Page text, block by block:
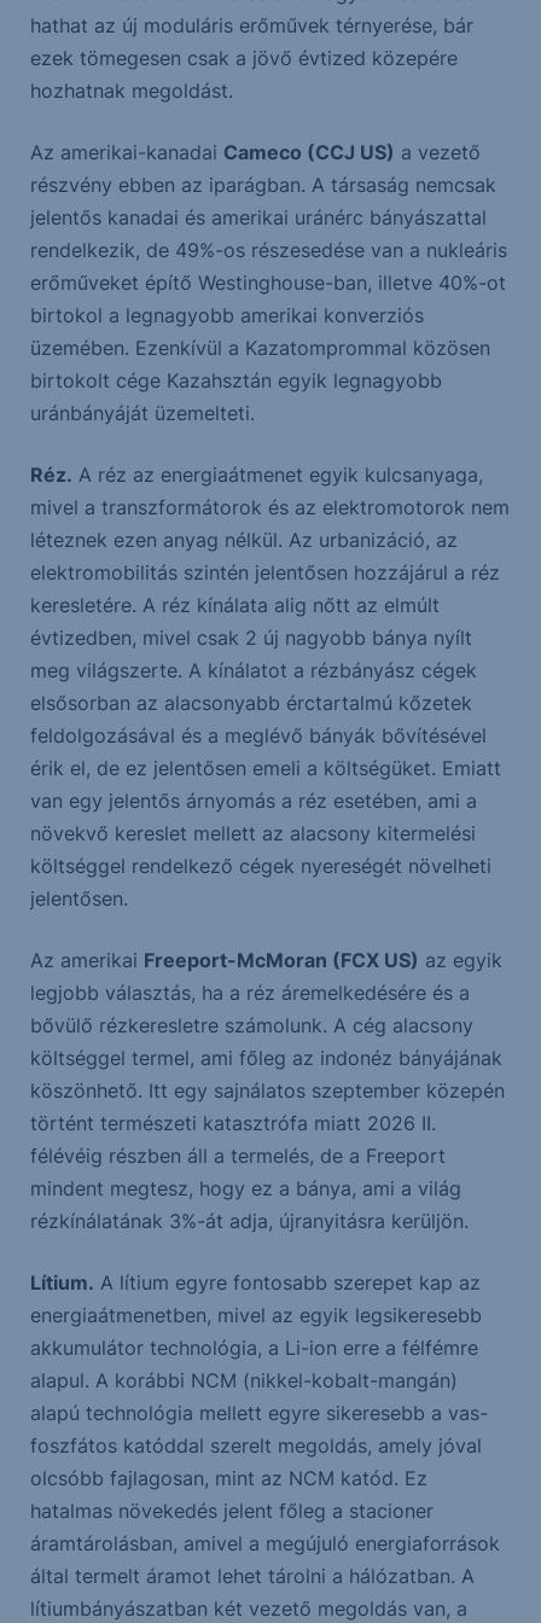
hathat az új moduláris erőművek térnyerése, bár
ezek tömegesen csak a jövő évtized közepére
hozhatnak megoldást.
Az amerikai-kanadai Cameco (CCJ US) a vezető
részvény ebben az iparágban. A társaság nemcsak
jelentős kanadai és amerikai uránérc bányászattal
rendelkezik, de 49%-os részesedése van a nukleáris
erőműveket építő Westinghouse-ban, illetve 40%-ot
birtokol a legnagyobb amerikai konverziós
üzemében. Ezenkívül a Kazatomprommal közösen
birtokolt cége Kazahsztán egyik legnagyobb
uránbányáját üzemelteti.
Réz. A réz az energiaátmenet egyik kulcsanyaga,
mivel a transzformátorok és az elektromotorok nem
léteznek ezen anyag nélkül. Az urbanizáció, az
elektromobilitás szintén jelentősen hozzájárul a réz
keresletére. A réz kínálata alig nőtt az elmúlt
évtizedben, mivel csak 2 új nagyobb bánya nyílt
meg világszerte. A kínálatot a rézbányász cégek
elsősorban az alacsonyabb érctartalmú kőzetek
feldolgozásával és a meglévő bányák bővítésével
érik el, de ez jelentősen emeli a költségüket. Emiatt
van egy jelentős árnyomás a réz esetében, ami a
növekvő kereslet mellett az alacsony kitermelési
költséggel rendelkező cégek nyereségét növelheti
jelentősen.
Az amerikai Freeport-McMoran (FCX US) az egyik
legjobb választás, ha a réz áremelkedésére és a
bővülő rézkeresletre számolunk. A cég alacsony
költséggel termel, ami főleg az indonéz bányájának
köszönhető. Itt egy sajnálatos szeptember közepén
történt természeti katasztrófa miatt 2026 II.
félévéig részben áll a termelés, de a Freeport
mindent megtesz, hogy ez a bánya, ami a világ
rézkínálatának 3%-át adja, újranyitásra kerüljön.
Lítium. A lítium egyre fontosabb szerepet kap az
energiaátmenetben, mivel az egyik legsikeresebb
akkumulátor technológia, a Li-ion erre a félfémre
alapul. A korábbi NCM (nikkel-kobalt-mangán)
alapú technológia mellett egyre sikeresebb a vas-
foszfátos katóddal szerelt megoldás, amely jóval
olcsóbb fajlagosan, mint az NCM katód. Ez
hatalmas növekedés jelent főleg a stacioner
áramtárolásban, amivel a megújuló energiaforrások
által termelt áramot lehet tárolni a hálózatban. A
lítiumbányászatban két vezető megoldás van, a